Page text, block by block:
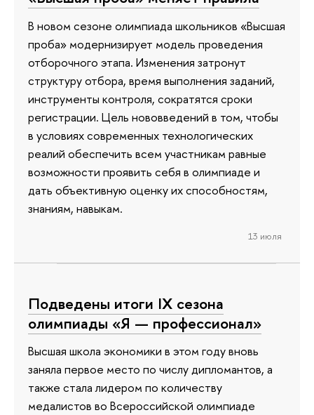
В новом сезоне олимпиада школьников «Высшая
проба» модернизирует модель проведения
отборочного этапа. Изменения затронут
структуру отбора, время выполнения заданий,
инструменты контроля, сократятся сроки
регистрации. Цель нововведений в том, чтобы
в условиях современных технологических
реалий обеспечить всем участникам равные
возможности проявить себя в олимпиаде и
дать объективную оценку их способностям,
знаниям, навыкам.
13 июля
Подведены итоги IX сезона
олимпиады «Я — профессионал»
Высшая школа экономики в этом году вновь
заняла первое место по числу дипломантов, а
также стала лидером по количеству
медалистов во Всероссийской олимпиаде